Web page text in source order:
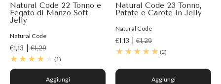
Natural Code 22 Tonno e
Fegato di Manzo Soft
Jelly
Natural Code
€1,13 | €1,29
(1)
Aggiungi
Natural Code 23 Tonno,
Patate e Carote in Jelly
Natural Code
€1,13 | €1,29
(2)
Aggiungi